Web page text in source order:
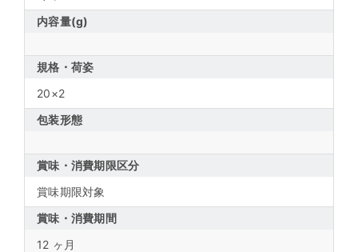
内容量(g)
規格・荷姿
20×2
包装形態
賞味・消費期限区分
賞味期限対象
賞味・消費期間
12 ヶ月